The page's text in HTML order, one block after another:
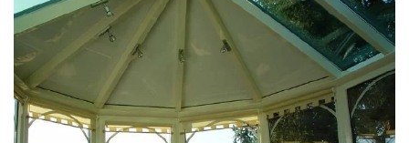
klik voor slideshow